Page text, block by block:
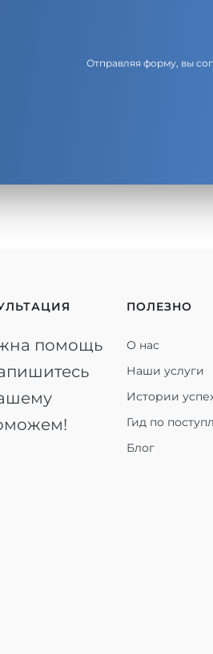
Отправляя форму, вы
помощь
ПОЛЕЗНО
О нас
Наши услуги
Истории
Гид по
Блог